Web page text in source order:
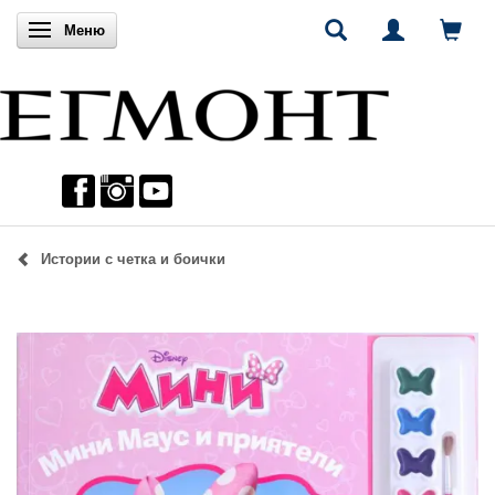
Включи навигацията
Меню
Истории с четка и боички